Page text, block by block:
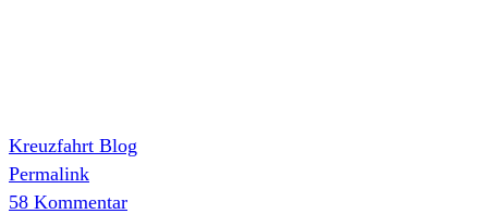
Kreuzfahrt Blog
Permalink
58 Kommentar